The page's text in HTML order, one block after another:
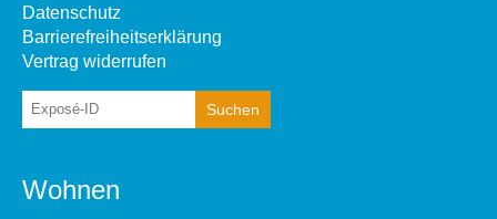
Datenschutz
Barrierefreiheitserklärung
Vertrag widerrufen
Wohnen